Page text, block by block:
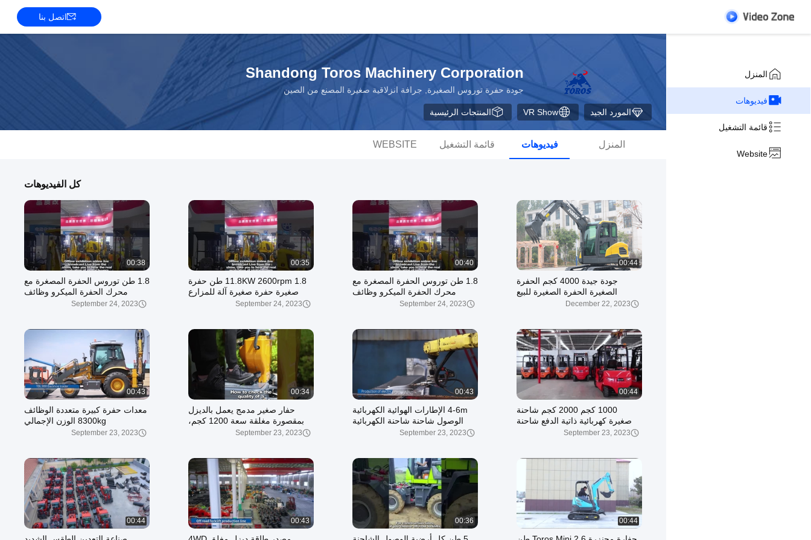
اتصل بنا
المنزل
فيديوهات
قائمة التشغيل
Website
Shandong Toros Machinery Corporation
جودة حفرة توروس الصغيرة, جرافة انزلاقية صغيرة المصنع من الصين
المورد الجيد VR Show المنتجات الرئيسية
المنزل فيديوهات قائمة التشغيل WEBSITE
كل الفيديوهات
00:44
جودة جيدة 4000 كجم الحفرة
الصغيرة الحفرة الصغيرة للبيع
December 22, 2023
00:40
1.8 طن توروس الحفرة المصغرة مع
محرك الحفرة الميكرو وظائف
September 24, 2023
00:35
11.8KW 2600rpm 1.8 طن حفرة
صغيرة حفرة صغيرة آلة للمزارع
September 24, 2023
00:38
1.8 طن توروس الحفرة المصغرة مع
محرك الحفرة الميكرو وظائف
September 24, 2023
00:44
1000 كجم 2000 كجم شاحنة
صغيرة كهربائية ذاتية الدفع شاحنة
September 23, 2023
00:43
4-6m الإطارات الهوائية الكهربائية
الوصول شاحنة شاحنة الكهربائية
العداد الموازنةSeptember 23, 2023
00:34
حفار صغير مدمج يعمل بالديزل
بمقصورة مغلقة سعة 1200 كجم،
وإمكانية التدرج بحد أقصى 30 درجة
September 23, 2023
00:43
معدات حفرة كبيرة متعددة الوظائف
8300kg الوزن الإجمالي
September 23, 2023
00:44
00:36
00:43
00:44